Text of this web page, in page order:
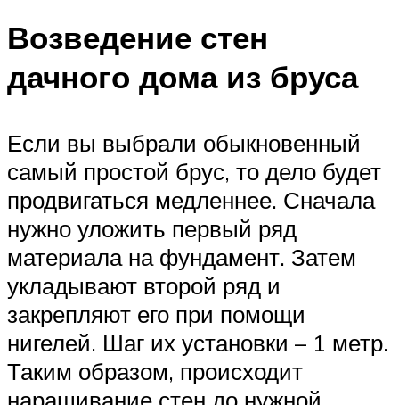
Возведение стен
дачного дома из бруса
Если вы выбрали обыкновенный
самый простой брус, то дело будет
продвигаться медленнее. Сначала
нужно уложить первый ряд
материала на фундамент. Затем
укладывают второй ряд и
закрепляют его при помощи
нигелей. Шаг их установки – 1 метр.
Таким образом, происходит
наращивание стен до нужной